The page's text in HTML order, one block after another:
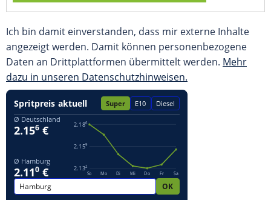
Ich bin damit einverstanden, dass mir externe Inhalte
angezeigt werden. Damit können personenbezogene
Daten an Drittplattformen übermittelt werden. Mehr
dazu in unseren Datenschutzhinweisen.